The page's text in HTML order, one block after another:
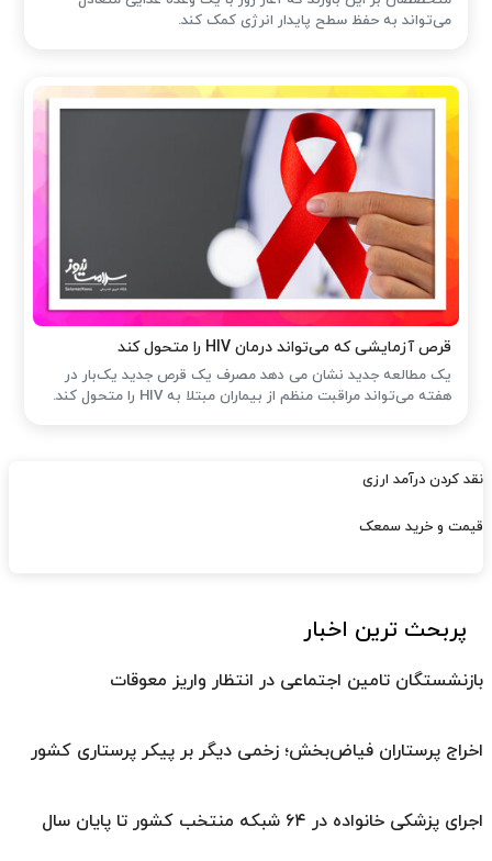
می‌تواند به حفظ سطح پایدار انرژی کمک کند.
قرص آزمایشی که می‌تواند درمان HIV را متحول کند
یک مطالعه جدید نشان می دهد مصرف یک قرص جدید یک‌بار در
هفته می‌تواند مراقبت منظم از بیماران مبتلا به HIV را متحول کند.
نقد کردن درآمد ارزی
قیمت و خرید سمعک
پربحث ترین اخبار
بازنشستگان تامین اجتماعی در انتظار واریز معوقات
اخراج پرستاران فیاض‌بخش؛ زخمی دیگر بر پیکر پرستاری کشور
اجرای پزشکی خانواده در ۶۴ شبکه منتخب کشور تا پایان سال